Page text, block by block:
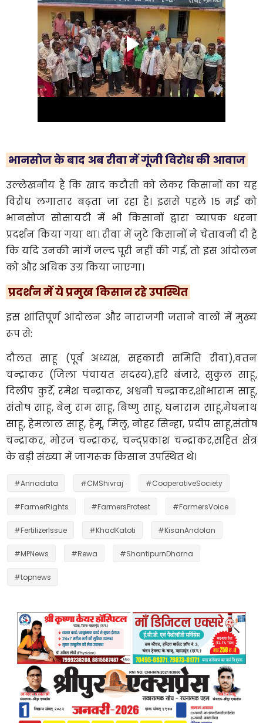
​ भानसोज के बाद अब रीवा में गूंजी विरोध की आवाज
​उल्लेखनीय है कि खाद कटौती को लेकर किसानों का यह
विरोध लगातार बढ़ता जा रहा है। इससे पहले 15 मई को
भानसोज सोसायटी में भी किसानों द्वारा व्यापक धरना
प्रदर्शन किया गया था। रीवा में जुटे किसानों ने चेतावनी दी है
कि यदि उनकी मांगें जल्द पूरी नहीं की गईं, तो इस आंदोलन
को और अधिक उग्र किया जाएगा।
​ प्रदर्शन में ये प्रमुख किसान रहे उपस्थित
​इस शांतिपूर्ण आंदोलन और नाराजगी जताने वालों में मुख्य
रूप से:
​दौलत साहू (पूर्व अध्यक्ष, सहकारी समिति रीवा),​वतन
चन्द्राकर (जिला पंचायत सदस्य),हरि बंजारे, सुकुल साहू,
दिलीप कुर्रे, रमेश चन्द्राकर, अश्वनी चन्द्राकर,​शोभाराम साहू,
संतोष साहू, बेनु राम साहू, बिष्णु साहू, घनाराम साहू,मेघनाथ
साहू, हेमलाल साहू, हेमू, मिलु, नोहर सिन्हा, प्रदीप साहू,संतोष
चन्द्राकर, मोरज चन्द्राकर, चन्द्प्रकाश चन्द्राकर,सहित क्षेत्र
के बड़ी संख्या में जागरूक किसान उपस्थित थे।
#Annadata #CMShivraj #CooperativeSociety
#FarmerRights #FarmersProtest #FarmersVoice
#FertilizerIssue #KhadKatoti #KisanAndolan
#MPNews #Rewa #ShantipurnDharna
#topnews